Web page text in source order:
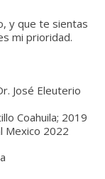
y que te sientas
mi prioridad.
José Eleuterio
Coahuila; 2019
Mexico 2022